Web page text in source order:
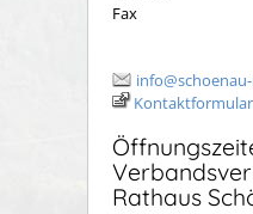
Fax
Kontaktformular
Rathaus